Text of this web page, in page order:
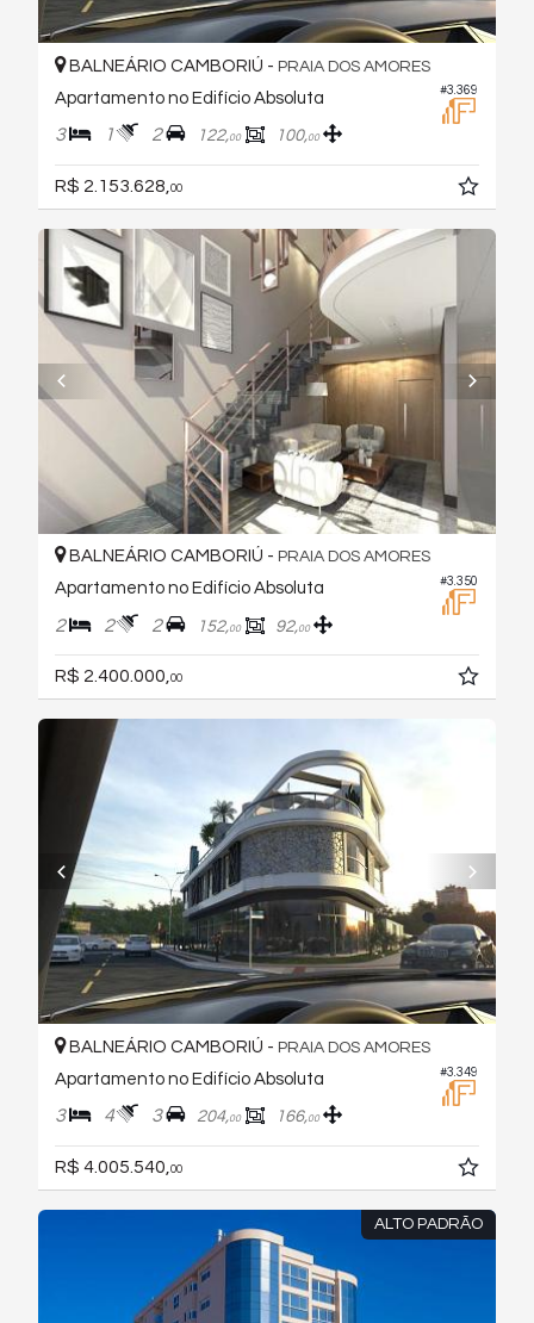
#3.369
BALNEÁRIO CAMBORIÚ - PRAIA DOS AMORES
Apartamento no Edifício Absoluta
3 1 2 122,00 100,00
R$ 2.153.628, 00
#3.350
BALNEÁRIO CAMBORIÚ - PRAIA DOS AMORES
Apartamento no Edifício Absoluta
2 2 2 152,00 92,00
R$ 2.400.000,00
#3.349
BALNEÁRIO CAMBORIÚ - PRAIA DOS AMORES
Apartamento no Edifício Absoluta
3 4 3 204,00 166,00
R$ 4.005.540, 00
ALTO PADRÃO